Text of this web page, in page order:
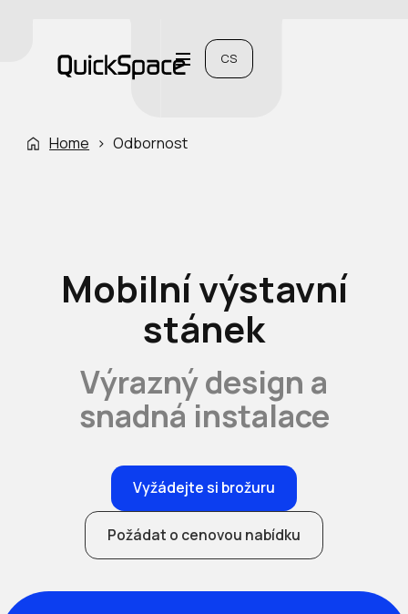
CS
Home › Odbornost
Mobilní výstavní
stánek
Výrazný design a
snadná instalace
Vyžádejte si brožuru
Požádat o cenovou nabídku